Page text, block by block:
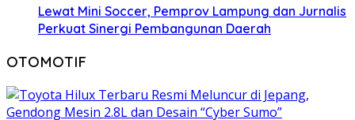
Lewat Mini Soccer, Pemprov Lampung dan Jurnalis
Perkuat Sinergi Pembangunan Daerah
OTOMOTIF